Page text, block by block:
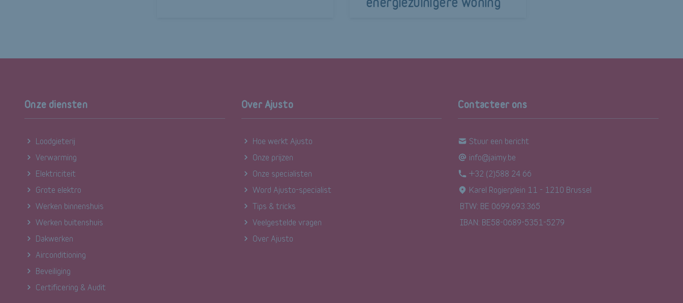
Onze diensten
Loodgieterij
Verwarming
Elektriciteit
Grote elektro
Werken binnenshuis
Werken buitenshuis
Dakwerken
Airconditioning
Beveiliging
Certificering & Audit
Over Ajusto
Hoe werkt Ajusto
Onze prijzen
Onze specialisten
Word Ajusto-specialist
Tips & tricks
Veelgestelde vragen
Over Ajusto
Contacteer ons
Stuur een bericht
info@jaimy.be
+32 (2)588 24 66
Karel Rogierplein 11 - 1210 Brussel
BTW: BE 0699.693.365
IBAN: BE58-0689-5351-5279